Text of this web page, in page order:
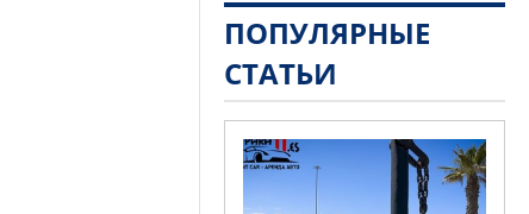
ПОПУЛЯРНЫЕ
СТАТЬИ